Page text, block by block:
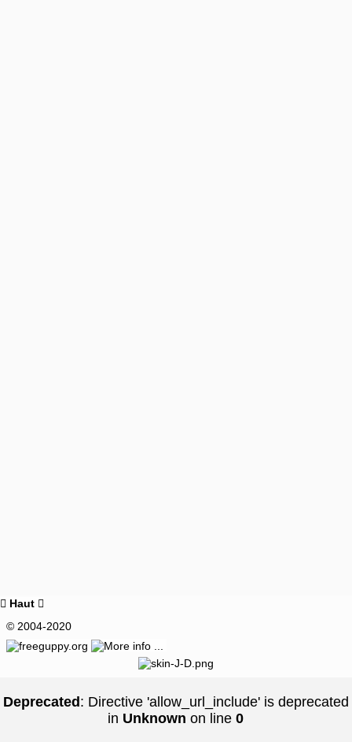
 Haut 
© 2004-2020
Deprecated: Directive 'allow_url_include' is deprecated
in Unknown on line0